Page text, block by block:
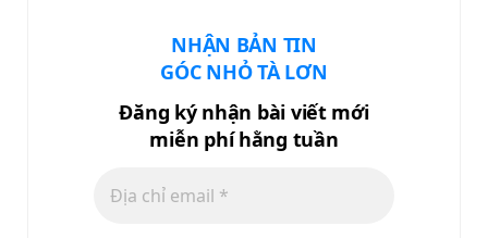
NHẬN BẢN TIN
GÓC NHỎ TÀ LƠN
Đăng ký nhận bài viết mới
miễn phí hằng tuần